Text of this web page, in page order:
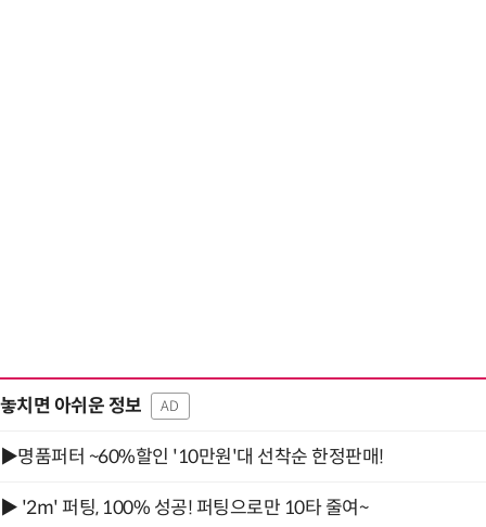
놓치면 아쉬운 정보 AD
▶명품퍼터 ~60%할인 '10만원'대 선착순 한정판매!
▶ '2m' 퍼팅, 100% 성공! 퍼팅으로만 10타 줄여~